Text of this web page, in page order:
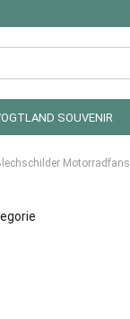
SOUVENIR
Motorradfans